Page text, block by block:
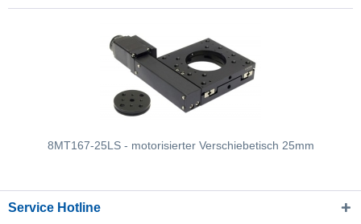
8MT167-25LS - motorisierter Verschiebetisch 25mm
Service Hotline